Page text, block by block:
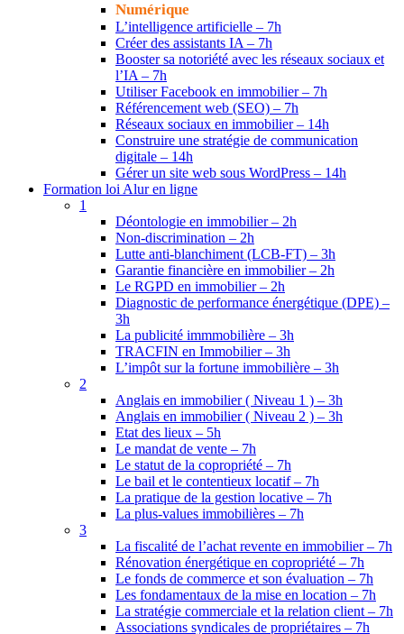
Numérique
L’intelligence artificielle – 7h
Créer des assistants IA – 7h
Booster sa notoriété avec les réseaux sociaux et
l’IA – 7h
Utiliser Facebook en immobilier – 7h
Référencement web (SEO) – 7h
Réseaux sociaux en immobilier – 14h
Construire une stratégie de communication
digitale – 14h
Gérer un site web sous WordPress – 14h
Formation loi Alur en ligne
1
Déontologie en immobilier – 2h
Non-discrimination – 2h
Lutte anti-blanchiment (LCB-FT) – 3h
Garantie financière en immobilier – 2h
Le RGPD en immobilier – 2h
Diagnostic de performance énergétique (DPE) –
3h
La publicité immmobilière – 3h
TRACFIN en Immobilier – 3h
L’impôt sur la fortune immobilière – 3h
2
Anglais en immobilier ( Niveau 1 ) – 3h
Anglais en immobilier ( Niveau 2 ) – 3h
Etat des lieux – 5h
Le mandat de vente – 7h
Le statut de la copropriété – 7h
Le bail et le contentieux locatif – 7h
La pratique de la gestion locative – 7h
La plus-values immobilières – 7h
3
La fiscalité de l’achat revente en immobilier – 7h
Rénovation énergétique en copropriété – 7h
Le fonds de commerce et son évaluation – 7h
Les fondamentaux de la mise en location – 7h
La stratégie commerciale et la relation client – 7h
Associations syndicales de propriétaires – 7h